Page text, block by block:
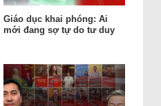
Giáo dục khai phóng: Ai
mới đang sợ tự do tư duy